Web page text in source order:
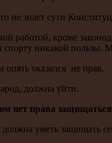
не знает сути
работой, кроме
спорту никакой пользы.
оказался не прав.
должна уйти.
нет права
уметь защищать